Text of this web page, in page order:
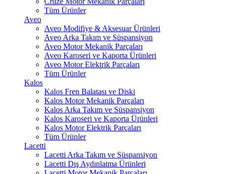
Tüm Ürünler
Aveo
Aveo Modifiye & Aksesuar Ürünleri
Aveo Arka Takım ve Süspansiyon
Aveo Motor Mekanik Parçaları
Aveo Karoseri ve Kaporta Ürünleri
Aveo Motor Elektrik Parçaları
Tüm Ürünler
Kalos
Kalos Fren Balatası ve Diski
Kalos Motor Mekanik Parçaları
Kalos Arka Takım ve Süspansiyon
Kalos Karoseri ve Kaporta Ürünleri
Kalos Motor Elektrik Parçaları
Tüm Ürünler
Lacetti
Lacetti Arka Takım ve Süspansiyon
Lacetti Dış Aydınlatma Ürünleri